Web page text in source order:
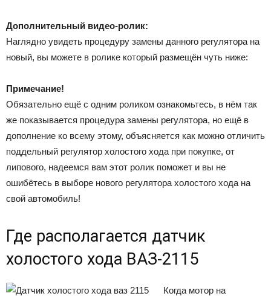
Дополнительный видео-ролик:
Наглядно увидеть процедуру замены данного регулятора на
новый, вы можете в ролике который размещён чуть ниже:
Примечание!
Обязательно ещё с одним роликом ознакомьтесь, в нём так
же показывается процедура замены регулятора, но ещё в
дополнение ко всему этому, объясняется как можно отличить
поддельный регулятор холостого хода при покупке, от
липового, надеемся вам этот ролик поможет и вы не
ошибётесь в выборе нового регулятора холостого хода на
свой автомобиль!
Где располагается датчик
холостого хода ВАЗ-2115
Когда мотор на